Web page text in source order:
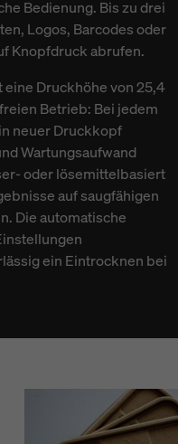
Bedienung. Bis zu drei
Logos, Barcodes oder
Knopfdruck abrufen.
Druckhöhe von 25,4
Betrieb: Bei jedem
neuer Druckkopf
Wartungsaufwand
oder lösemittelbasiert
auf saugfähigen
Die automatische
ein Eintrocknen bei